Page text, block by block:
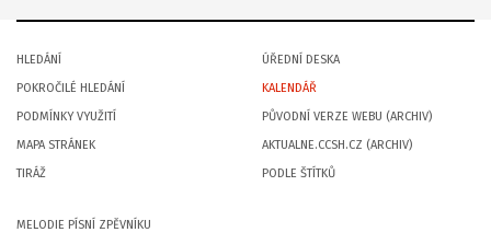
HLEDÁNÍ
POKROČILÉ HLEDÁNÍ
PODMÍNKY VYUŽITÍ
MAPA STRÁNEK
TIRÁŽ
ÚŘEDNÍ DESKA
KALENDÁŘ
PŮVODNÍ VERZE WEBU (ARCHIV)
AKTUALNE.CCSH.CZ (ARCHIV)
PODLE ŠTÍTKŮ
MELODIE PÍSNÍ ZPĚVNÍKU